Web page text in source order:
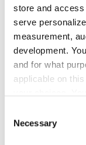
store and
serve
measurement,
development.
and for what
applicable on
the Privacy
Selection
Necessary
Kommentar